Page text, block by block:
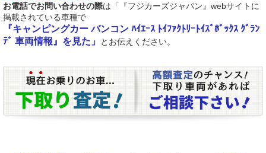
お電話でお問い合わせの際は「『フジカーズジャパン』webサイトに
掲載されている車種で
『キャンピングカー バンコン ﾊｲｴｰｽ ﾄｲﾌｧｸﾄﾘｰﾄｲｽﾞﾎﾞｯｸｽ ｸﾞﾗﾝ
ﾃﾞ 車両情報』を見た」
とお伝えください。